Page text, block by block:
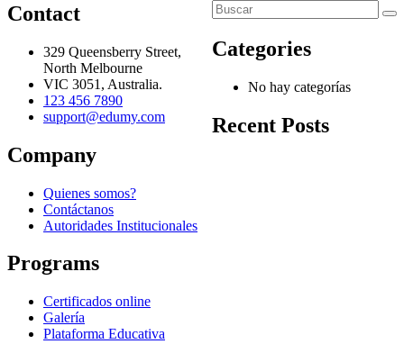
Categories
No hay categorías
Recent Posts
Contact
329 Queensberry Street,
North Melbourne
VIC 3051, Australia.
123 456 7890
support@edumy.com
Company
Quienes somos?
Contáctanos
Autoridades Institucionales
Programs
Certificados online
Galería
Plataforma Educativa